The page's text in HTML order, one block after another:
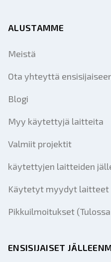
ALUSTAMME
Meistä
Ota yhteyttä
Blogi
Myy käytettyjä laitteita
Valmiit projektit
käytettyjen laitteiden
Käytetyt myydyt laitteet
Pikkuilmoitukset
ENSISIJAISET